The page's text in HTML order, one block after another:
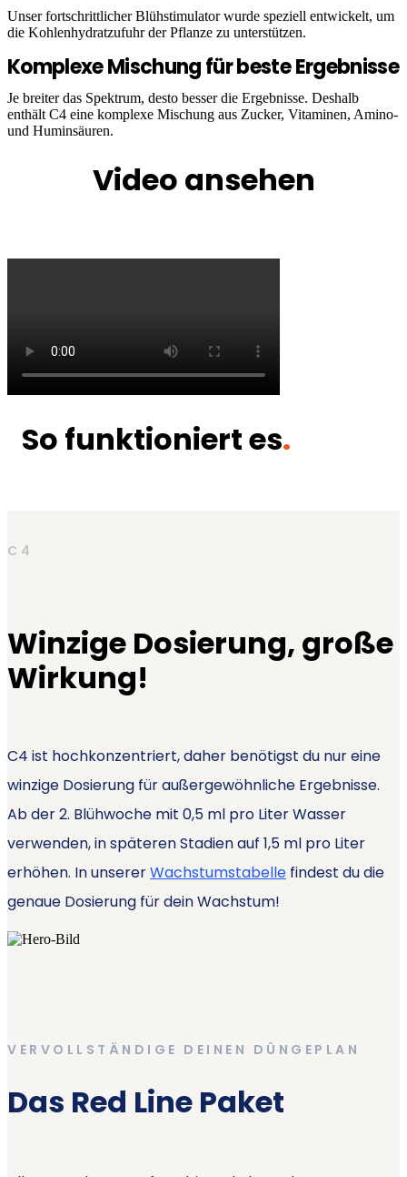
Unser fortschrittlicher Blühstimulator wurde speziell entwickelt, um
die Kohlenhydratzufuhr der Pflanze zu unterstützen.
Komplexe Mischung für beste Ergebnisse
Je breiter das Spektrum, desto besser die Ergebnisse. Deshalb
enthält C4 eine komplexe Mischung aus Zucker, Vitaminen, Amino-
und Huminsäuren.
Video ansehen
So funktioniert es.
C4
Winzige Dosierung, große
Wirkung!
C4 ist hochkonzentriert, daher benötigst du nur eine
winzige Dosierung für außergewöhnliche Ergebnisse.
Ab der 2. Blühwoche mit 0,5 ml pro Liter Wasser
verwenden, in späteren Stadien auf 1,5 ml pro Liter
erhöhen. In unsererWachstumstabelle findest du die
genaue Dosierung für dein Wachstum!
VERVOLLSTÄNDIGE DEINEN DÜNGEPLAN
Das Red Line Paket